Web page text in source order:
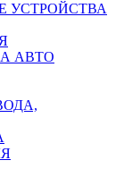
УСТРОЙСТВА
АВТО